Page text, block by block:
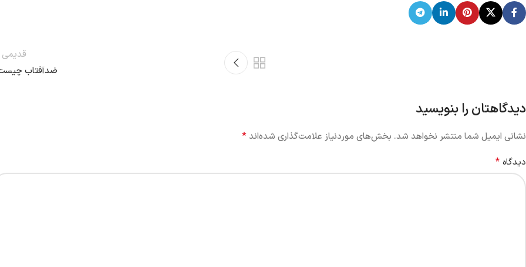
قدیمی
ضدآفتاب
دیدگاهتان را بنویسید
نشانی ایمیل شما منتشر نخواهد شد. بخش‌های موردنیاز علامت‌گذاری شده‌اند*
دیدگاه *